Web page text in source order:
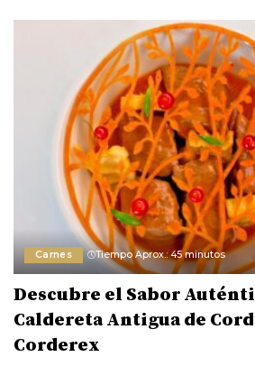
Carnes Tiempo Aprox.: 45 minutos
Descubre el Sabor
Caldereta Antigua de
Corderex